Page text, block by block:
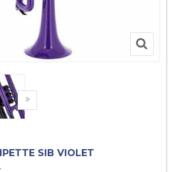
SIB VIOLET